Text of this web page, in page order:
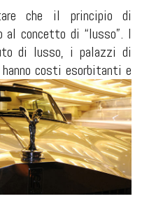
che il principio di
al concetto di “lusso”. I
di lusso, i palazzi di
costi esorbitanti e